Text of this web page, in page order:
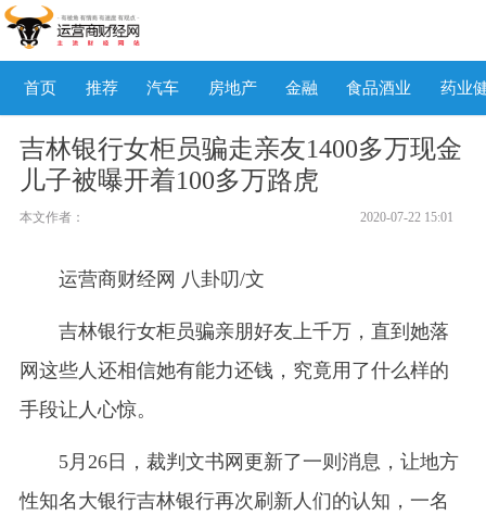
首页 推荐 汽车 房地产 金融 食品酒业 药业
吉林银行女柜员骗走亲友1400多万现金
儿子被曝开着100多万路虎
本文作者： 2020-07-22 15:01
运营商财经网 八卦叨/文
吉林银行女柜员骗亲朋好友上千万，直到她落
网这些人还相信她有能力还钱，究竟用了什么样的
手段让人心惊。
5月26日，裁判文书网更新了一则消息，让地方
性知名大银行吉林银行再次刷新人们的认知，一名